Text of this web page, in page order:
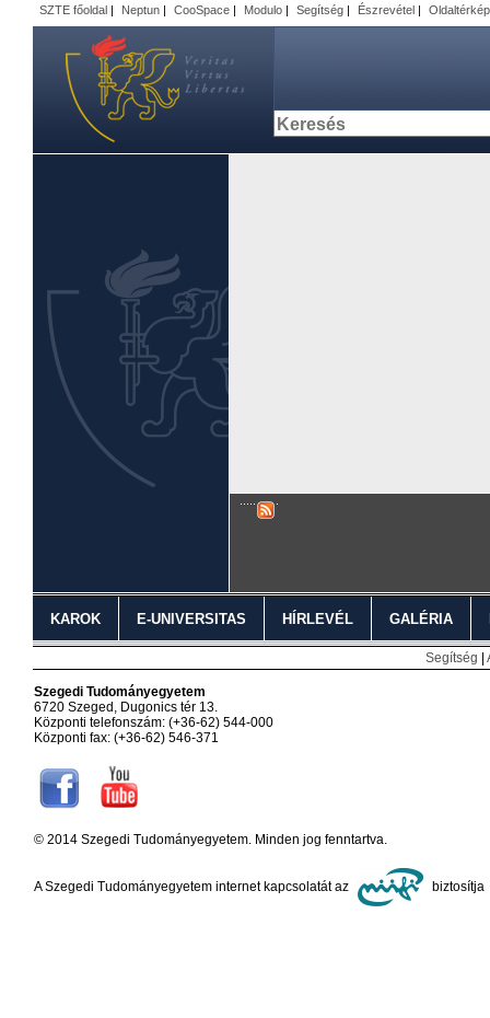
SZTE főoldal | Neptun | CooSpace | Modulo | Segítség | Észrevétel | Oldaltérkép
KAROK E-UNIVERSITAS HÍRLEVÉL GALÉRIA
Segítség
Szegedi Tudományegyetem
6720 Szeged, Dugonics tér 13.
Központi telefonszám: (+36-62) 544-000
Központi fax: (+36-62) 546-371
© 2014 Szegedi Tudományegyetem. Minden jog fenntartva.
A Szegedi Tudományegyetem internet kapcsolatát az biztosítja